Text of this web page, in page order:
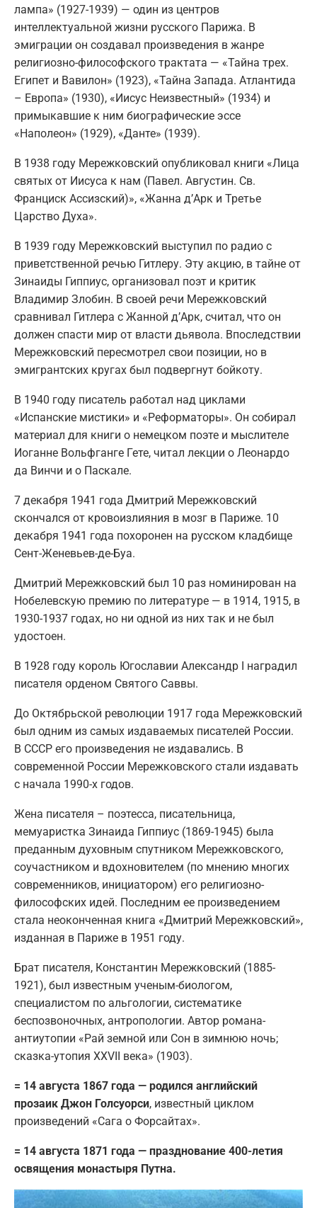
лампа» (1927-1939) — один из центров
интеллектуальной жизни русского Парижа. В
эмиграции он создавал произведения в жанре
религиозно-философского трактата — «Тайна трех.
Египет и Вавилон» (1923), «Тайна Запада. Атлантида
– Европа» (1930), «Иисус Неизвестный» (1934) и
примыкавшие к ним биографические эссе
«Наполеон» (1929), «Данте» (1939).
В 1938 году Мережковский опубликовал книги «Лица
святых от Иисуса к нам (Павел. Августин. Св.
Франциск Ассизский)», «Жанна д’Арк и Третье
Царство Духа».
В 1939 году Мережковский выступил по радио с
приветственной речью Гитлеру. Эту акцию, в тайне от
Зинаиды Гиппиус, организовал поэт и критик
Владимир Злобин. В своей речи Мережковский
сравнивал Гитлера с Жанной д’Арк, считал, что он
должен спасти мир от власти дьявола. Впоследствии
Мережковский пересмотрел свои позиции, но в
эмигрантских кругах был подвергнут бойкоту.
В 1940 году писатель работал над циклами
«Испанские мистики» и «Реформаторы». Он собирал
материал для книги о немецком поэте и мыслителе
Иоганне Вольфганге Гете, читал лекции о Леонардо
да Винчи и о Паскале.
7 декабря 1941 года Дмитрий Мережковский
скончался от кровоизлияния в мозг в Париже. 10
декабря 1941 года похоронен на русском кладбище
Сент-Женевьев-де-Буа.
Дмитрий Мережковский был 10 раз номинирован на
Нобелевскую премию по литературе — в 1914, 1915, в
1930-1937 годах, но ни одной из них так и не был
удостоен.
В 1928 году король Югославии Александр I наградил
писателя орденом Святого Саввы.
До Октябрьской революции 1917 года Мережковский
был одним из самых издаваемых писателей России.
В СССР его произведения не издавались. В
современной России Мережковского стали издавать
с начала 1990-х годов.
Жена писателя – поэтесса, писательница,
мемуаристка Зинаида Гиппиус (1869-1945) была
преданным духовным спутником Мережковского,
соучастником и вдохновителем (по мнению многих
современников, инициатором) его религиозно-
философских идей. Последним ее произведением
стала неоконченная книга «Дмитрий Мережковский»,
изданная в Париже в 1951 году.
Брат писателя, Константин Мережковский (1885-
1921), был известным ученым-биологом,
специалистом по альгологии, систематике
беспозвоночных, антропологии. Автор романа-
антиутопии «Рай земной или Сон в зимнюю ночь;
сказка-утопия XXVII века» (1903).
= 14 августа 1867 года — родился английский
прозаик Джон Голсуорси, известный циклом
произведений «Сага о Форсайтах».
= 14 августа 1871 года — празднование 400-летия
освящения монастыря Путна.